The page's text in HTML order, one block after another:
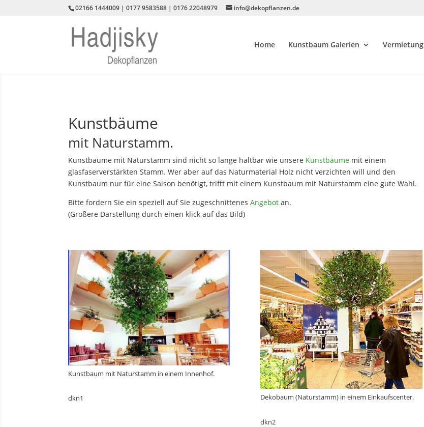
02166 1444009 | 0177 9583588 | 0176 22048979 info@dekopflanzen.de
Home Kunstbaum Galerien Vermietung
Kunstbäume
mit Naturstamm.
Kunstbäume mit Naturstamm sind nicht so lange haltbar wie unsere Kunstbäume mit einem
glasfaserverstärkten Stamm. Wer aber auf das Naturmaterial Holz nicht verzichten will und den
Kunstbaum nur für eine Saison benötigt, trifft mit einem Kunstbaum mit Naturstamm eine gute Wahl.
Bitte fordern Sie ein speziell auf Sie zugeschnittenesAngebot an.
(Größere Darstellung durch einen klick auf das Bild)
Kunstbaum mit Naturstamm in einem Innenhof.
dkn1 Dekobaum (Naturstamm) in einem Einkaufscenter.
dkn2